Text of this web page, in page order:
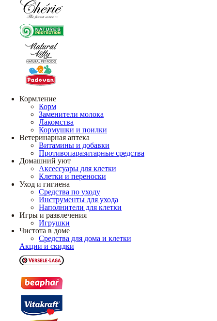
Кормление
Корм
Заменители молока
Лакомства
Кормушки и поилки
Ветеринарная аптека
Витамины и добавки
Противопаразитарные средства
Домашний уют
Аксессуары для клетки
Клетки и переноски
Уход и гигиена
Средства по уходу
Инструменты для ухода
Наполнители для клетки
Игры и развлечения
Игрушки
Чистота в доме
Средства для дома и клетки
Акции и скидки